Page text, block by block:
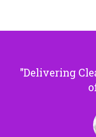
Delivering